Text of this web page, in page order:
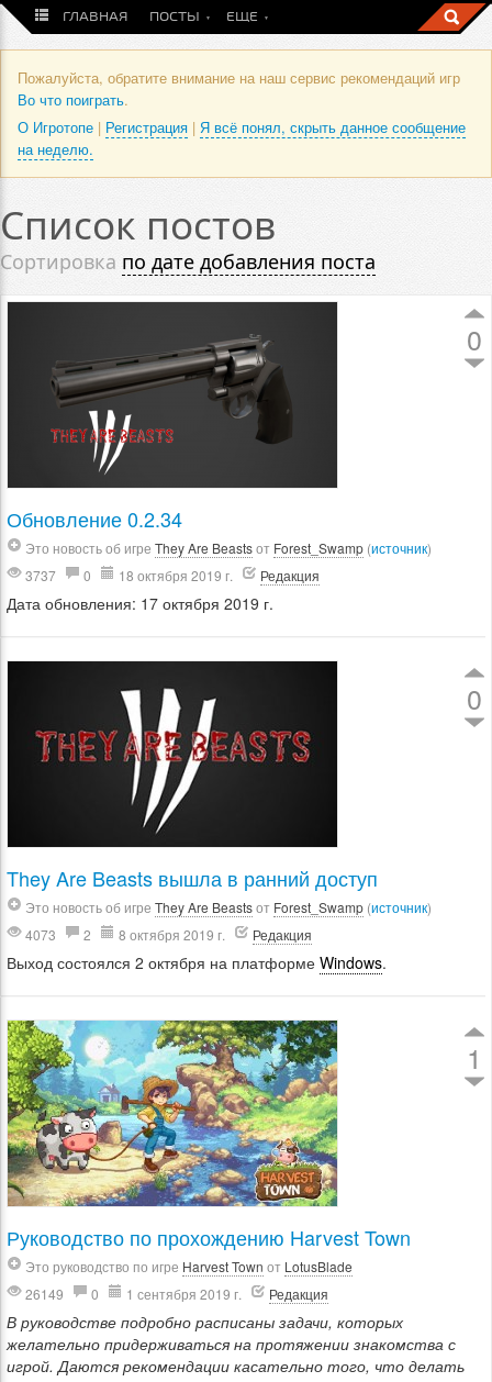
ГЛАВНАЯ ПОСТЫ ЕЩЕ
Пожалуйста, обратите внимание на наш сервис рекомендаций игр
Во что поиграть.
О Игротопе | Регистрация | Я всё понял, скрыть данное сообщение
на неделю.
Список постов
Сортировка по дате добавления поста
0
Обновление 0.2.34
Это новость об игре They Are Beastsот Forest_Swamp (источник)
3737
0 18 октября 2019 г. Редакция
Дата обновления: 17 октября 2019 г.
0
They Are Beasts вышла в ранний доступ
Это новость об игре They Are Beastsот Forest_Swamp (источник)
4073
2 8 октября 2019 г. Редакция
Выход состоялся 2 октября на платформе Windows.
1
Руководство по прохождению Harvest Town
Это руководство по игре Harvest Town от LotusBlade
26149
0 1 сентября 2019 г. Редакция
В руководстве подробно расписаны задачи, которых
желательно придерживаться на протяжении знакомства с
игрой. Даются рекомендации касательно того, что делать